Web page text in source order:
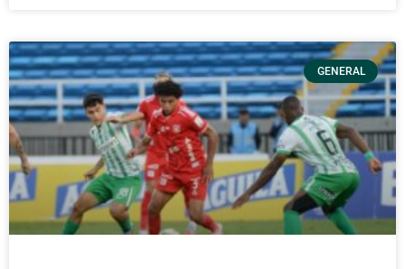
GENERAL